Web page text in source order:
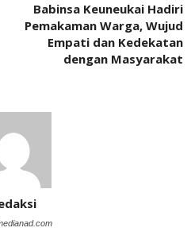
Babinsa Keuneukai Hadiri
Pemakaman Warga, Wujud
Empati dan Kedekatan
dengan Masyarakat